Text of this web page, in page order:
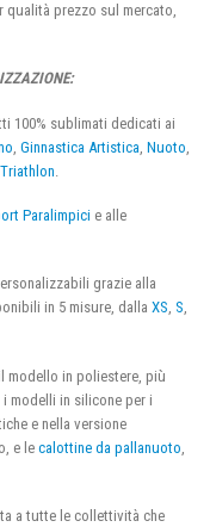
prezzo sul mercato,
100% sublimati dedicati ai
Ginnastica Artistica Nuoto
Triathlon
Paralimpici e alle
grazie alla
in 5 misure, dalla XS, S,
modello in poliestere, più
modelli in silicone per i
e nella versione
e le calottine da pallanuoto
a tutte le collettività che